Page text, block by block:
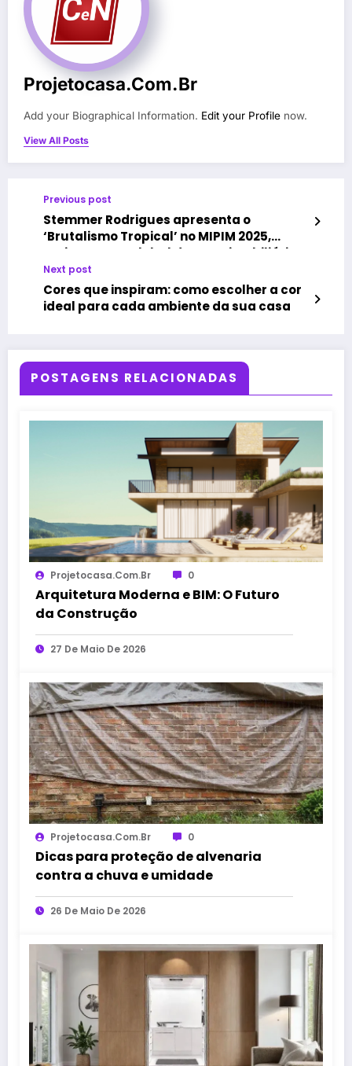
Projetocasa.com.br
Add your Biographical Information. Edit your Profile now.
View All Posts
Previous post
Stemmer Rodrigues apresenta o
‘Brutalismo Tropical’ no MIPIM 2025,
maior evento global do setor imobiliário
Next post
Cores que inspiram: como escolher a cor
ideal para cada ambiente da sua casa
POSTAGENS RELACIONADAS
Projetocasa.com.br 0
Arquitetura Moderna e BIM: O Futuro
da Construção
27 De Maio De 2026
Projetocasa.com.br 0
Dicas para proteção de alvenaria
contra a chuva e umidade
26 De Maio De 2026